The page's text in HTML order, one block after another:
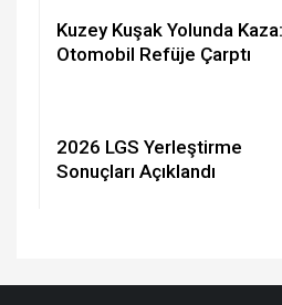
Kuzey Kuşak Yolunda Kaza:
Otomobil Refüje Çarptı
2026 LGS Yerleştirme
Sonuçları Açıklandı